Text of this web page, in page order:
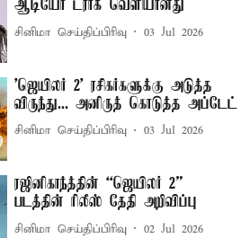
ஆடியோ ட்ராக் வெளியானது
சினிமா செய்திப்பிரிவு 03 Jul 2026
'ஜெயிலர் 2' ரசிகர்களுக்கு அடுத்த
விருந்து... அனிருத் கொடுத்த அப்டேட்
சினிமா செய்திப்பிரிவு 03 Jul 2026
ரஜினிகாந்த்தின் “ஜெயிலர் 2”
படத்தின் ரிலீஸ் தேதி அறிவிப்பு
சினிமா செய்திப்பிரிவு 02 Jul 2026